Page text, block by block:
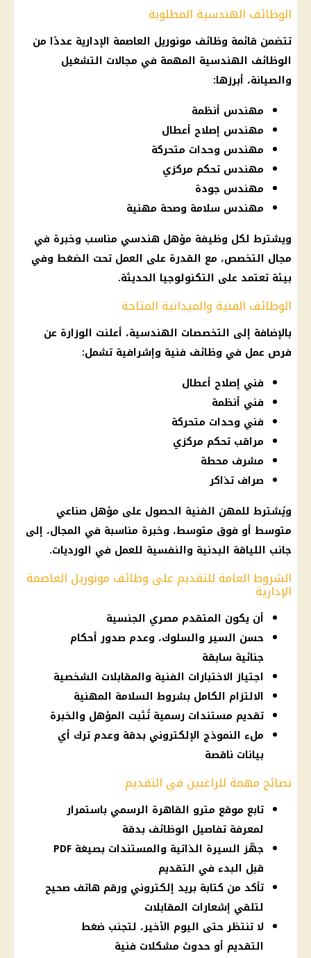
الوظائف الهندسية المطلوبة
تتضمن قائمة وظائف مونوريل العاصمة الإدارية عددًا من
الوظائف الهندسية المهمة في مجالات التشغيل
والصيانة، أبرزها:
مهندس أنظمة
مهندس إصلاح أعطال
مهندس وحدات متحركة
مهندس تحكم مركزي
مهندس جودة
مهندس سلامة وصحة مهنية
ويشترط لكل وظيفة مؤهل هندسي مناسب وخبرة في
مجال التخصص، مع القدرة على العمل تحت الضغط وفي
بيئة تعتمد على التكنولوجيا الحديثة.
الوظائف الفنية والميدانية المتاحة
بالإضافة إلى التخصصات الهندسية، أعلنت الوزارة عن
فرص عمل في وظائف فنية وإشرافية تشمل:
فني إصلاح أعطال
فني أنظمة
فني وحدات متحركة
مراقب تحكم مركزي
مشرف محطة
صراف تذاكر
ويُشترط للمهن الفنية الحصول على مؤهل صناعي
متوسط أو فوق متوسط، وخبرة مناسبة في المجال، إلى
جانب اللياقة البدنية والنفسية للعمل في الورديات.
الشروط العامة للتقديم على وظائف مونوريل العاصمة
الإدارية
أن يكون المتقدم مصري الجنسية
حسن السير والسلوك، وعدم صدور أحكام
جنائية سابقة
اجتياز الاختبارات الفنية والمقابلات الشخصية
الالتزام الكامل بشروط السلامة المهنية
تقديم مستندات رسمية تُثبت المؤهل والخبرة
ملء النموذج الإلكتروني بدقة وعدم ترك أي
بيانات ناقصة
نصائح مهمة للراغبين في التقديم
تابع موقع مترو القاهرة الرسمي باستمرار
لمعرفة تفاصيل الوظائف بدقة
جهّز السيرة الذاتية والمستندات بصيغة PDF
قبل البدء في التقديم
تأكد من كتابة بريد إلكتروني ورقم هاتف صحيح
لتلقي إشعارات المقابلات
لا تنتظر حتى اليوم الأخير، لتجنب ضغط
التقديم أو حدوث مشكلات فنية